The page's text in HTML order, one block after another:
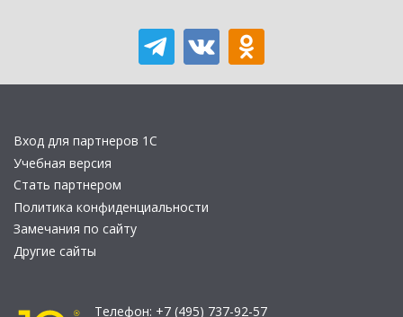
Вход для партнеров 1С
Учебная версия
Стать партнером
Политика конфиденциальности
Замечания по сайту
Другие сайты
Телефон: +7 (495) 737-92-57